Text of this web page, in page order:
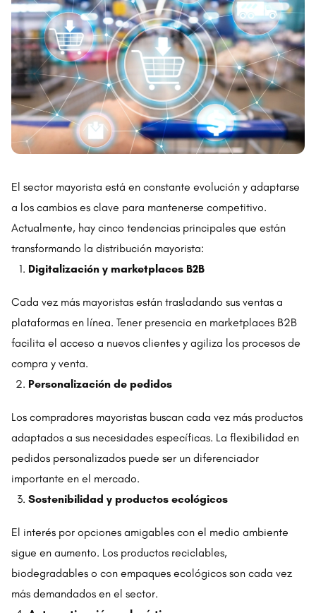
El sector mayorista está en constante evolución y adaptarse
a los cambios es clave para mantenerse competitivo.
Actualmente, hay cinco tendencias principales que están
transformando la distribución mayorista:
Digitalización y marketplaces B2B
Cada vez más mayoristas están trasladando sus ventas a
plataformas en línea. Tener presencia en marketplaces B2B
facilita el acceso a nuevos clientes y agiliza los procesos de
compra y venta.
Personalización de pedidos
Los compradores mayoristas buscan cada vez más productos
adaptados a sus necesidades específicas. La flexibilidad en
pedidos personalizados puede ser un diferenciador
importante en el mercado.
Sostenibilidad y productos ecológicos
El interés por opciones amigables con el medio ambiente
sigue en aumento. Los productos reciclables,
biodegradables o con empaques ecológicos son cada vez
más demandados en el sector.